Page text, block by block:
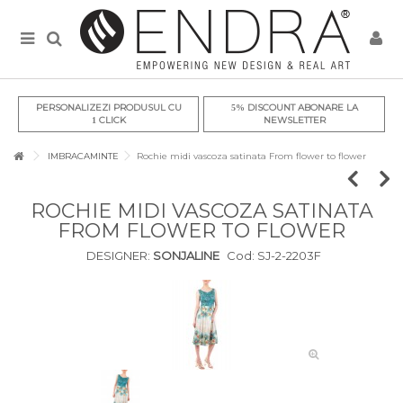
PERSONALIZEZI PRODUSUL CU
1CLICK
5% DISCOUNT ABONARE LA
NEWSLETTER
IMBRACAMINTE Rochie midi vascoza satinata From flower to flower
ROCHIE MIDI VASCOZA SATINATA
FROM FLOWER TO FLOWER
DESIGNER: SONJALINE Cod: SJ-2-2203F